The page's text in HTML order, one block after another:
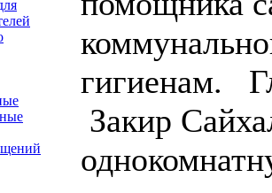
гигиенам.
Закир